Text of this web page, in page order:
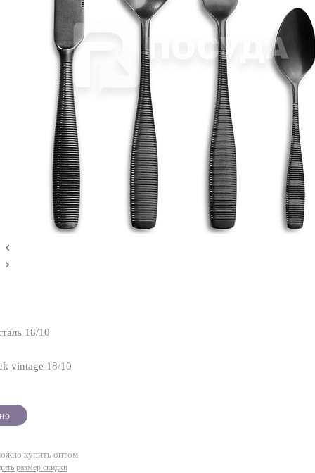
18/10
vintage 18/10
купить оптом
размер скидки